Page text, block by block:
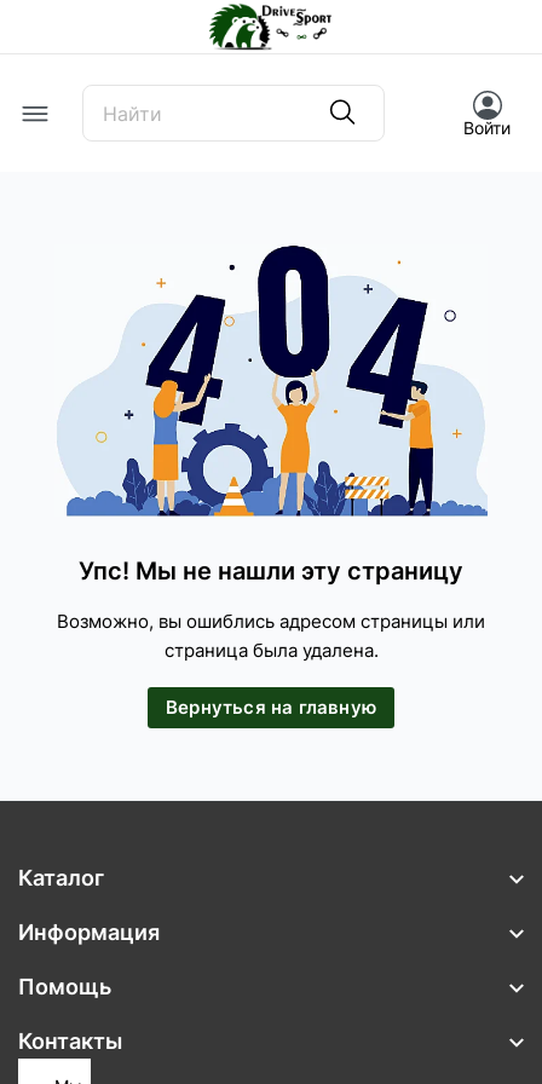
Offcanvas Menu Open
Войти
Упс! Мы не нашли эту страницу
Возможно, вы ошиблись адресом страницы или
страница была удалена.
Вернуться на главную
Каталог
Информация
Помощь
Контакты